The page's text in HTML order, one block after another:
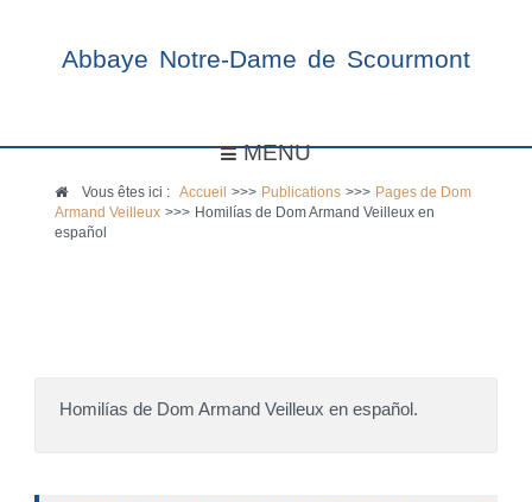
Abbaye Notre-Dame de Scourmont
MENU
Vous êtes ici :Accueil >>> Publications >>> Pages de Dom
Armand Veilleux >>> Homilías de Dom Armand Veilleux en
español
Homilías de Dom Armand Veilleux en español.